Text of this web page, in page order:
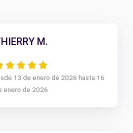
M.
13 de enero de 2026 hasta 16
enero de 2026